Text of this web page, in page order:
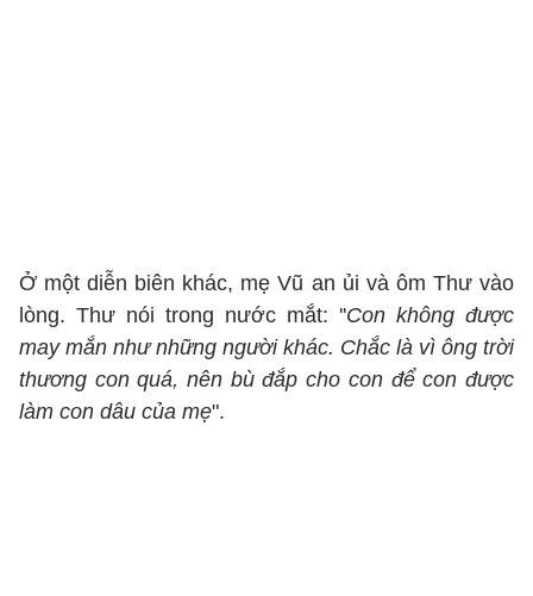
Ở một diễn biên khác, mẹ Vũ an ủi và ôm Thư vào
lòng. Thư nói trong nước mắt: ''Con không được
may mắn như những người khác. Chắc là vì ông trời
thương con quá, nên bù đắp cho con để con được
làm con dâu của mẹ".